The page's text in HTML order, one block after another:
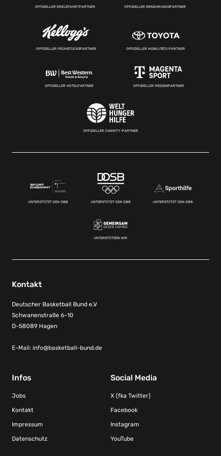
OFFIZIELLER KREUZFAHRTPARTNER OFFIZIELLER ERNÄHRUNGSPARTNER
OFFIZIELLER FRÜHSTÜCKSPARTNER OFFIZIELLER MOBILITÄTS-PARTNER
OFFIZIELLER HOTELPARTNER OFFIZIELLER MEDIENPARTNER
OFFIZIELLER CHARITY-PARTNER
UNTERSTÜTZT DEN DBB UNTERSTÜTZT DEN DBB UNTERSTÜTZT DEN DBB
UNTERSTÜTZEN WIR
Kontakt
Deutscher Basketball Bund e.V
Schwanenstraße 6-10
D-58089 Hagen
E-Mail: info@basketball-bund.de
Infos
Jobs
Kontakt
Impressum
Datenschutz
Social Media
X (fka Twitter)
Facebook
Instagram
YouTube